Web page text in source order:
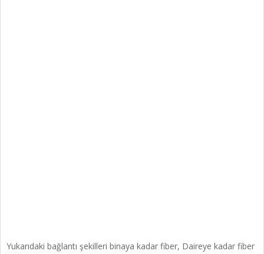
Yukarıdaki bağlantı şekilleri binaya kadar fiber, Daireye kadar fiber